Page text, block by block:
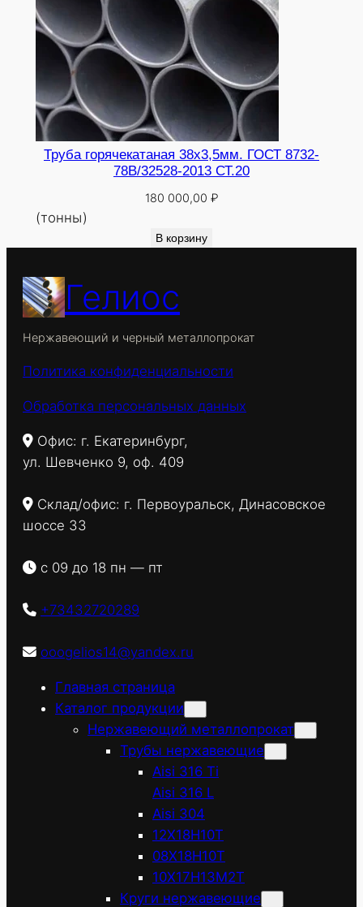
Труба горячекатаная 38х3,5мм. ГОСТ 8732-
78В/32528-2013 СТ.20
180 000,00 ₽
(тонны)
В корзину
Гелиос
Нержавеющий и черный металлопрокат
Политика конфиденциальности
Обработка персональных данных
Офис: г. Екатеринбург,
ул. Шевченко 9, оф. 409
Склад/офис: г. Первоуральск, Динасовское
шоссе 33
с 09 до 18 пн — пт
+73432720289
ooogelios14@yandex.ru
Главная страница
Каталог продукции
Нержавеющий металлопрокат
Трубы нержавеющие
Aisi 316 Ti
Aisi 316 L
Aisi 304
12Х18Н10Т
08Х18Н10Т
10Х17Н13М2Т
Круги нержавеющие